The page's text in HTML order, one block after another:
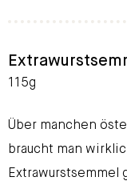
115g
Über manchen
braucht man
Extrawurstsemmel